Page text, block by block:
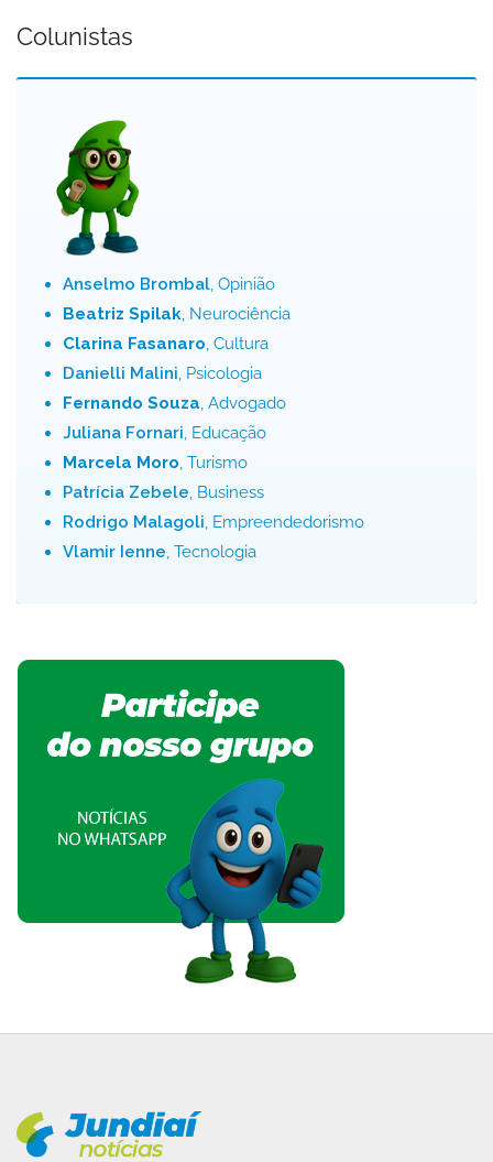
Colunistas
Anselmo Brombal, Opinião
Beatriz Spilak, Neurociência
Clarina Fasanaro, Cultura
Danielli Malini, Psicologia
Fernando Souza, Advogado
Juliana Fornari, Educação
Marcela Moro, Turismo
Patrícia Zebele, Business
Rodrigo Malagoli, Empreendedorismo
Vlamir Ienne, Tecnologia